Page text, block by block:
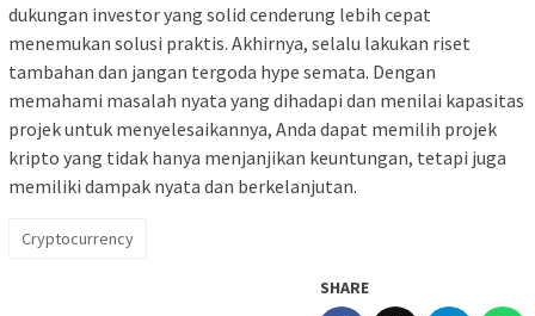
dukungan investor yang solid cenderung lebih cepat
menemukan solusi praktis. Akhirnya, selalu lakukan riset
tambahan dan jangan tergoda hype semata. Dengan
memahami masalah nyata yang dihadapi dan menilai kapasitas
projek untuk menyelesaikannya, Anda dapat memilih projek
kripto yang tidak hanya menjanjikan keuntungan, tetapi juga
memiliki dampak nyata dan berkelanjutan.
Cryptocurrency
SHARE